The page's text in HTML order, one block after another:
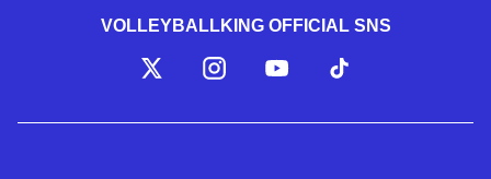
VOLLEYBALLKING OFFICIAL SNS